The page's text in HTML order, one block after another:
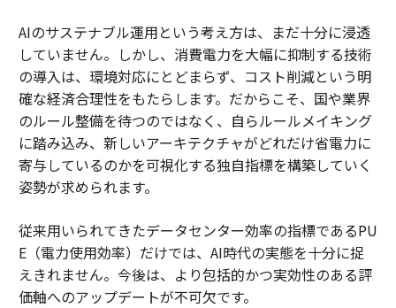
AIのサステナブル運用という考え方は、まだ十分に浸透
していません。しかし、消費電力を大幅に抑制する技術
の導入は、環境対応にとどまらず、コスト削減という明
確な経済合理性をもたらします。だからこそ、国や業界
のルール整備を待つのではなく、自らルールメイキング
に踏み込み、新しいアーキテクチャがどれだけ省電力に
寄与しているのかを可視化する独自指標を構築していく
姿勢が求められます。
従来用いられてきたデータセンター効率の指標であるPU
E（電力使用効率）だけでは、AI時代の実態を十分に捉
えきれません。今後は、より包括的かつ実効性のある評
価軸へのアップデートが不可欠です。